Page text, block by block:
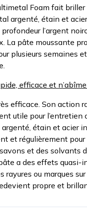
Foam fait briller
argenté, étain et
l’argent
La pâte moussante
plusieurs semaines
efficace et
efficace. Son action
utile pour l’entretien
étain et acier
et régulièrement pour
et des solvants
a des effets quasi-
rayures ou marques
propre et